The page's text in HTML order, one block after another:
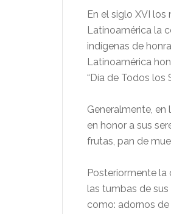
En el siglo XVI
Latinoamérica la
indígenas de
Latinoamérica
“Día de Todos los
Generalmente,
en honor a sus
frutas, pan de
Posteriormente
las tumbas de
como: adornos